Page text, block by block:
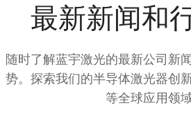
最新新闻和
随时了解蓝宇激光的最新公司新
势。探索我们的半导体激光器创
等全球应用领域